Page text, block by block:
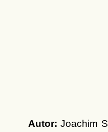
Autor: Joachim